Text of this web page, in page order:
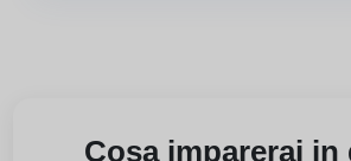
Cosa imparerai in